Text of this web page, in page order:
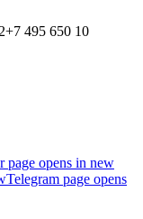
+7 495 650 10
page opens in new
Telegram page opens